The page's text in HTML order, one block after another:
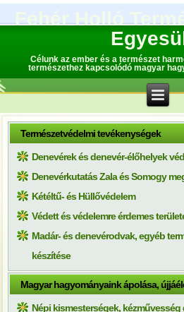
Fehér Holló
Célunk az ember és a természet
természethez kapcsolódó magyar
Természetvédelmi tevékenységek
Denevérek és denevér-élőhelyek
Denevérkutatás Zala és Somogy
Kétéltű- és Hüllővédelem
Védett és védelemre érdemes
Madár- és denevérodvak, egyéb
készítése
Magyar hagyományaink ápolása,
Népi kismesterségek, kézművesség